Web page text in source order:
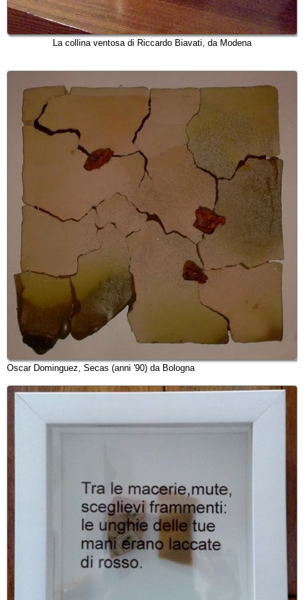
La collina ventosa di Riccardo Biavati, da Modena
Oscar Dominguez, Secas (anni '90) da Bologna